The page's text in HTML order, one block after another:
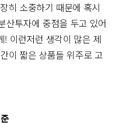
히 소중하기 때문에 혹시
산투자에 중점을 두고 있어
이런저런 생각이 많은 제
이 짧은 상품들 위주로 고